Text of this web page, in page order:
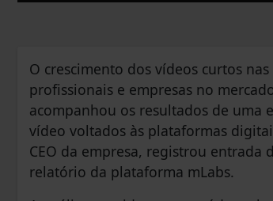
O crescimento dos vídeos curtos
profissionais e empresas no
acompanhou os resultados de uma
vídeo voltados às plataformas
CEO da empresa, registrou entrada
relatório da plataforma mLabs.